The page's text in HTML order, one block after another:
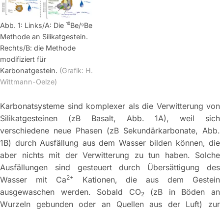
Abb. 1: Links/A: Die ¹⁰Be/⁹Be
Methode an Silikatgestein.
Rechts/B: die Methode
modifiziert für
Karbonatgestein. (Grafik: H.
Wittmann-Oelze)
Karbonatsysteme sind komplexer als die Verwitterung von
Silikatgesteinen (zB Basalt, Abb. 1A), weil sich
verschiedene neue Phasen (zB Sekundärkarbonate, Abb.
1B) durch Ausfällung aus dem Wasser bilden können, die
aber nichts mit der Verwitterung zu tun haben. Solche
Ausfällungen sind gesteuert durch Übersättigung des
Wasser mit Ca2+
Kationen, die aus dem Gestein
ausgewaschen werden. Sobald CO2(zB in Böden an
Wurzeln gebunden oder an Quellen aus der Luft) zur